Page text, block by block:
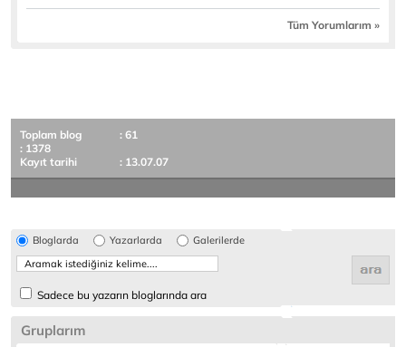
Tüm Yorumlarım »
Toplam blog
: 61
: 1378
Kayıt tarihi
: 13.07.07
Bloglarda Yazarlarda Galerilerde
Sadece bu yazarın bloglarında ara
Gruplarım